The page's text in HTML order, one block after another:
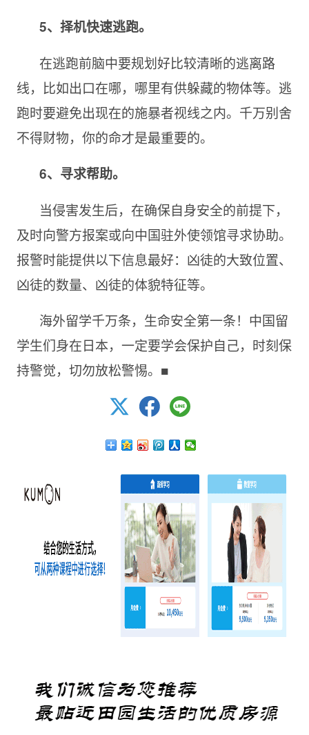
5、择机快速逃跑。
在逃跑前脑中要规划好比较清晰的逃离路
线，比如出口在哪，哪里有供躲藏的物体等。逃
跑时要避免出现在的施暴者视线之内。千万别舍
不得财物，你的命才是最重要的。
6、寻求帮助。
当侵害发生后，在确保自身安全的前提下，
及时向警方报案或向中国驻外使领馆寻求协助。
报警时能提供以下信息最好：凶徒的大致位置、
凶徒的数量、凶徒的体貌特征等。
海外留学千万条，生命安全第一条！中国留
学生们身在日本，一定要学会保护自己，时刻保
持警觉，切勿放松警惕。■